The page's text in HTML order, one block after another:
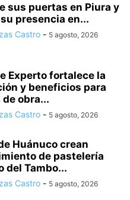
sus puertas en Piura y
presencia en...
Castro - 5 agosto, 2026
Experto fortalece la
y beneficios para
obra...
Castro - 5 agosto, 2026
Huánuco crean
de pastelería
del Tambo...
Castro - 5 agosto, 2026